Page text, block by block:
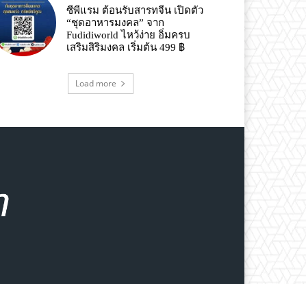
ซีพีแรม ต้อนรับสารทจีน เปิดตัว
“ชุดอาหารมงคล” จาก
Fudidiworld ไหว้ง่าย อิ่มครบ
เสริมสิริมงคล เริ่มต้น 499 ฿
Load more